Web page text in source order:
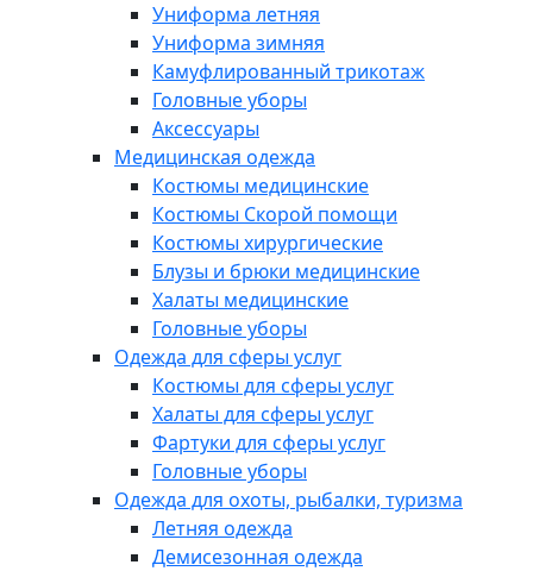
Униформа летняя
Униформа зимняя
Камуфлированный трикотаж
Головные уборы
Аксессуары
Медицинская одежда
Костюмы медицинские
Костюмы Скорой помощи
Костюмы хирургические
Блузы и брюки медицинские
Халаты медицинские
Головные уборы
Одежда для сферы услуг
Костюмы для сферы услуг
Халаты для сферы услуг
Фартуки для сферы услуг
Головные уборы
Одежда для охоты, рыбалки, туризма
Летняя одежда
Демисезонная одежда